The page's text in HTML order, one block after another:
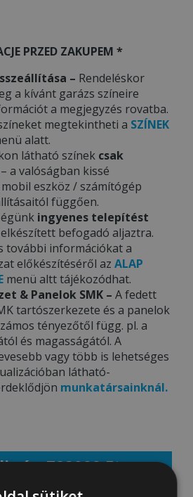
PRZED ZAKUPEM *
– Rendeléskor
a kívánt garázs színeire
a megjegyzés rovatba.
megtekintheti a SZÍNEK
alatt.
látható színek csak
– a valóságban kissé
eszköz / számítógép
függően.
ingyenes telepítést
befogadó aljaztra.
további információkat a
előkészítéséről az ALAP
menü altt tájékozódhat.
& Panelok SMK – A fedett
tartószerkezete és a panelok
tényezőtől függ. pl. a
és magasságától. A
vagy több is lehetséges
látható-
munkatársainknál.
ár: 782000 Ft